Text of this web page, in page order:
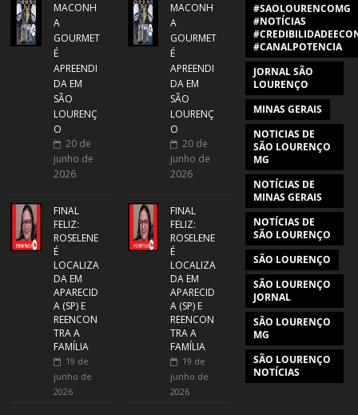
MACONH
A
GOURMET
É
APREENDI
DA EM
SÃO
LOURENÇ
O
20 de
junho de
2026
FINAL
FELIZ:
ROSELENE
É
LOCALIZA
DA EM
APARECID
A (SP) E
REENCON
TRA A
FAMÍLIA
19 de
junho de
2026
MACONH
A
GOURMET
É
APREENDI
DA EM
SÃO
LOURENÇ
O
20 de
junho de
2026
FINAL
FELIZ:
ROSELENE
É
LOCALIZA
DA EM
APARECID
A (SP) E
REENCON
TRA A
FAMÍLIA
19 de
junho de
2026
#SAOLOURENCOMG
#NOTÍCIAS
#CANALPOTENCIA
JORNAL SÃO
LOURENÇO
MINAS GERAIS
NOTICIAS DE
SÃO LOURENÇO
MG
NOTÍCIAS DE
MINAS GERAIS
NOTÍCIAS DE
SÃO LOURENÇO
SÃO LOURENÇO
SÃO LOURENÇO
JORNAL
SÃO LOURENÇO
MG
SÃO LOURENÇO
NOTÍCIAS